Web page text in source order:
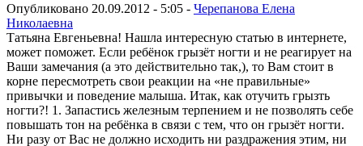
Опубликовано 20.09.2012 - 5:05 - Черепанова Елена
Николаевна
Татьяна Евгеньевна! Нашла интересную статью в интернете,
может поможет. Если ребёнок грызёт ногти и не реагирует на
Ваши замечания (а это действительно так,), то Вам стоит в
корне пересмотреть свои реакции на «не правильные»
привычки и поведение малыша. Итак, как отучить грызть
ногти?! 1. Запастись железным терпением и не позволять себе
повышать тон на ребёнка в связи с тем, что он грызёт ногти.
Ни разу от Вас не должно исходить ни раздражения этим, ни